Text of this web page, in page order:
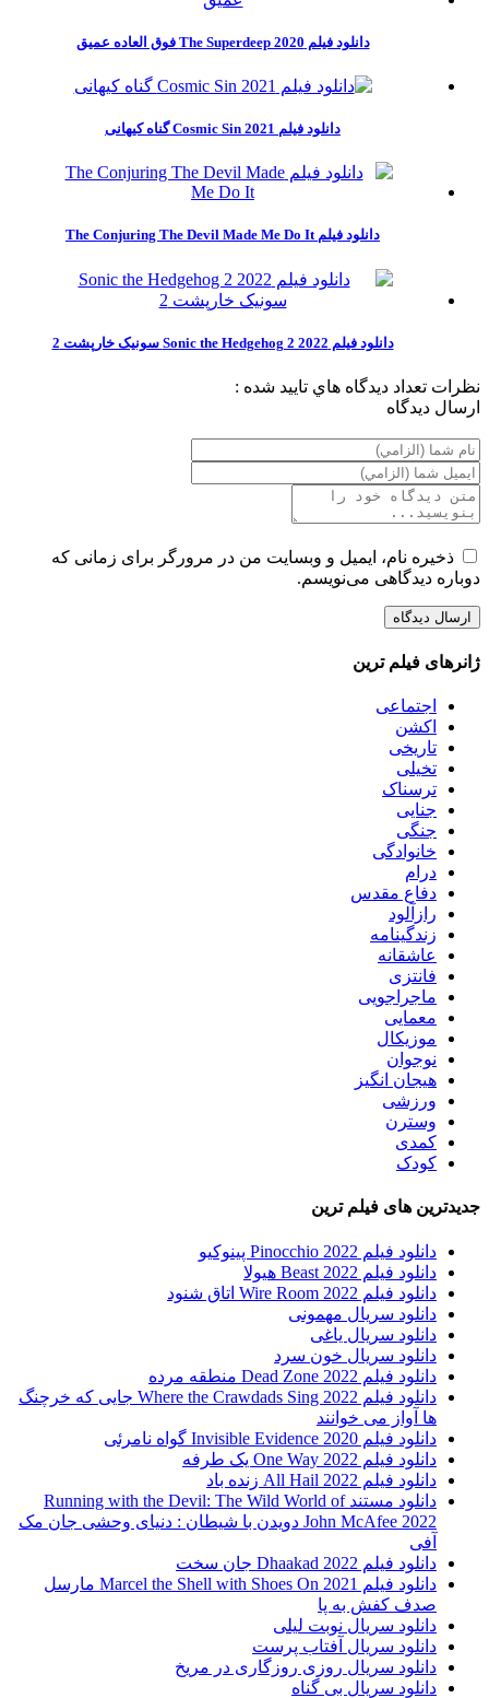
دانلود فیلم The Superdeep 2020 فوق العاده عمیق
دانلود فیلم Cosmic Sin 2021 گناه کیهانی
دانلود فیلم The Conjuring The Devil Made Me Do It
دانلود فیلم Sonic the Hedgehog 2 2022 سونیک خارپشت 2
نظرات تعداد ديدگاه هاي تاييد شده :
ارسال ديدگاه
ذخیره نام، ایمیل و وبسایت من در مرورگر برای زمانی که
دوباره دیدگاهی می‌نویسم.
ژانرهای فیلم ترین
اجتماعی
اکشن
تاریخی
تخیلی
ترسناک
جنایی
جنگی
خانوادگی
درام
دفاع مقدس
رازآلود
زندگینامه
عاشقانه
فانتزی
ماجراجویی
معمایی
موزیکال
نوجوان
هیجان انگیز
ورزشی
وسترن
کمدی
کودک
جدیدترین های فیلم ترین
دانلود فیلم Pinocchio 2022 پینوکیو
دانلود فیلم Beast 2022 هیولا
دانلود فیلم Wire Room 2022 اتاق شنود
دانلود سریال مهمونی
دانلود سریال یاغی
دانلود سریال خون سرد
دانلود فیلم 2022 Dead Zone منطقه مرده
دانلود فیلم Where the Crawdads Sing 2022 جایی که خرچنگ
ها آواز می خوانند
دانلود فیلم 2020 Invisible Evidence گواه نامرئی
دانلود فیلم One Way 2022 یک طرفه
دانلود فیلم All Hail 2022 زنده باد
دانلود مستند Running with the Devil: The Wild World of
John McAfee 2022 دویدن با شیطان : دنیای وحشی جان مک
آفی
دانلود فیلم Dhaakad 2022 جان سخت
دانلود فیلم Marcel the Shell with Shoes On 2021 مارسل
صدف کفش به پا
دانلود سریال نوبت لیلی
دانلود سریال آفتاب پرست
دانلود سریال روزی روزگاری در مریخ
دانلود سریال بی گناه